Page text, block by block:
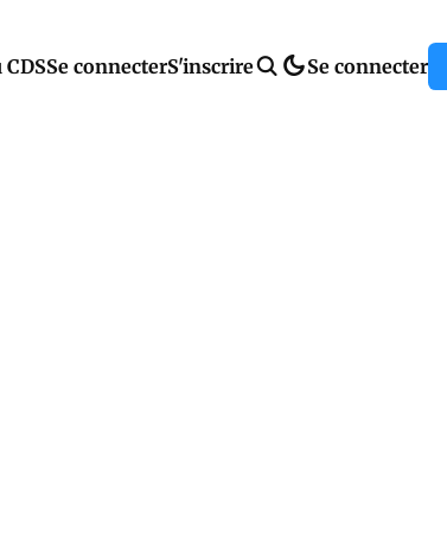
CDSSe connecterS'inscrire Se connecter